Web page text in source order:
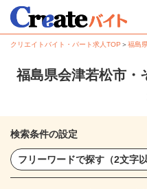
クリエイトバイト・パート求人TOP ＞福島
福島県会津若松市・
検索条件の設定